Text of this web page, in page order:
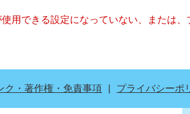
用できる設定になっていない、または
ク・著作権・免責事項 プライバシーポ